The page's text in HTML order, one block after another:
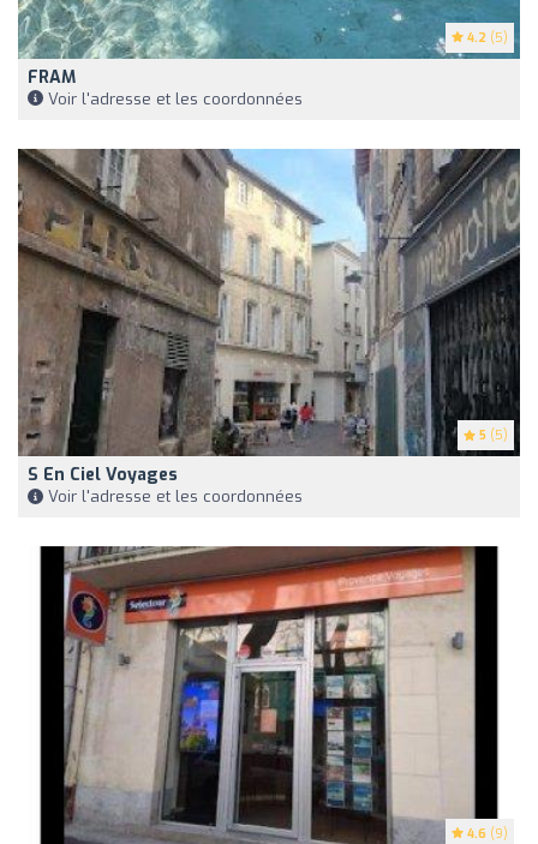
4.2 (5)
FRAM
Voir l'adresse et les coordonnées
5 (5)
S En Ciel Voyages
Voir l'adresse et les coordonnées
4.6 (9)